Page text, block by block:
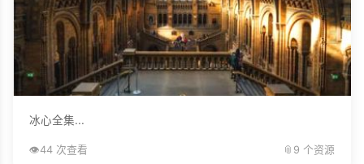
冰心全集...
👁️44 次查看 📎 9 个资源